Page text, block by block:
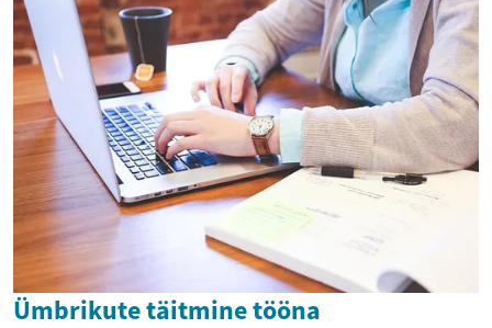
Ümbrikute täitmine tööna